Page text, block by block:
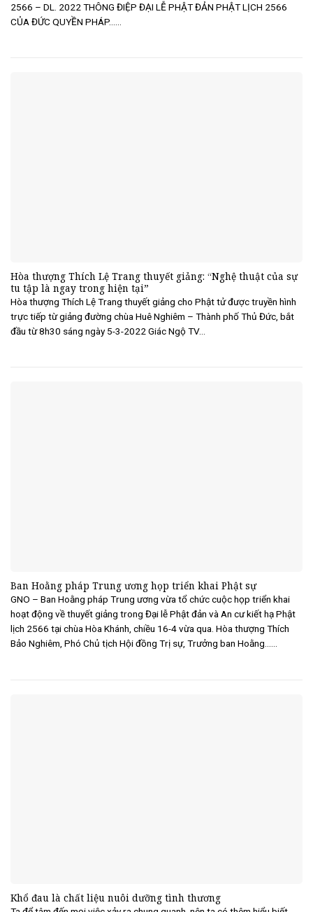
2566 – DL. 2022 THÔNG ĐIỆP ĐẠI LỄ PHẬT ĐẢN PHẬT LỊCH 2566
CỦA ĐỨC QUYỀN PHÁP......
Hòa thượng Thích Lệ Trang thuyết giảng: “Nghệ thuật của sự
tu tập là ngay trong hiện tại”
Hòa thượng Thích Lệ Trang thuyết giảng cho Phật tử được truyền hình
trực tiếp từ giảng đường chùa Huê Nghiêm – Thành phố Thủ Đức, bắt
đầu từ 8h30 sáng ngày 5-3-2022 Giác Ngộ TV...
Ban Hoằng pháp Trung ương họp triển khai Phật sự
GNO – Ban Hoằng pháp Trung ương vừa tổ chức cuộc họp triển khai
hoạt động về thuyết giảng trong Đại lễ Phật đản và An cư kiết hạ Phật
lịch 2566 tại chùa Hòa Khánh, chiều 16-4 vừa qua. Hòa thượng Thích
Bảo Nghiêm, Phó Chủ tịch Hội đồng Trị sự, Trưởng ban Hoằng......
Khổ đau là chất liệu nuôi dưỡng tình thương